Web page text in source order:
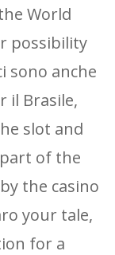
World
possibility
sono anche
il Brasile,
slot and
of the
the casino
your tale,
for a